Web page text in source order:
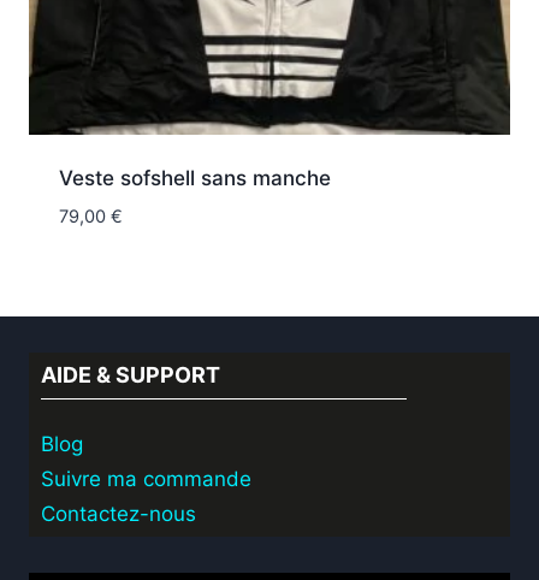
Veste sofshell sans manche
79,00 €
AIDE & SUPPORT
Blog
Suivre ma commande
Contactez-nous